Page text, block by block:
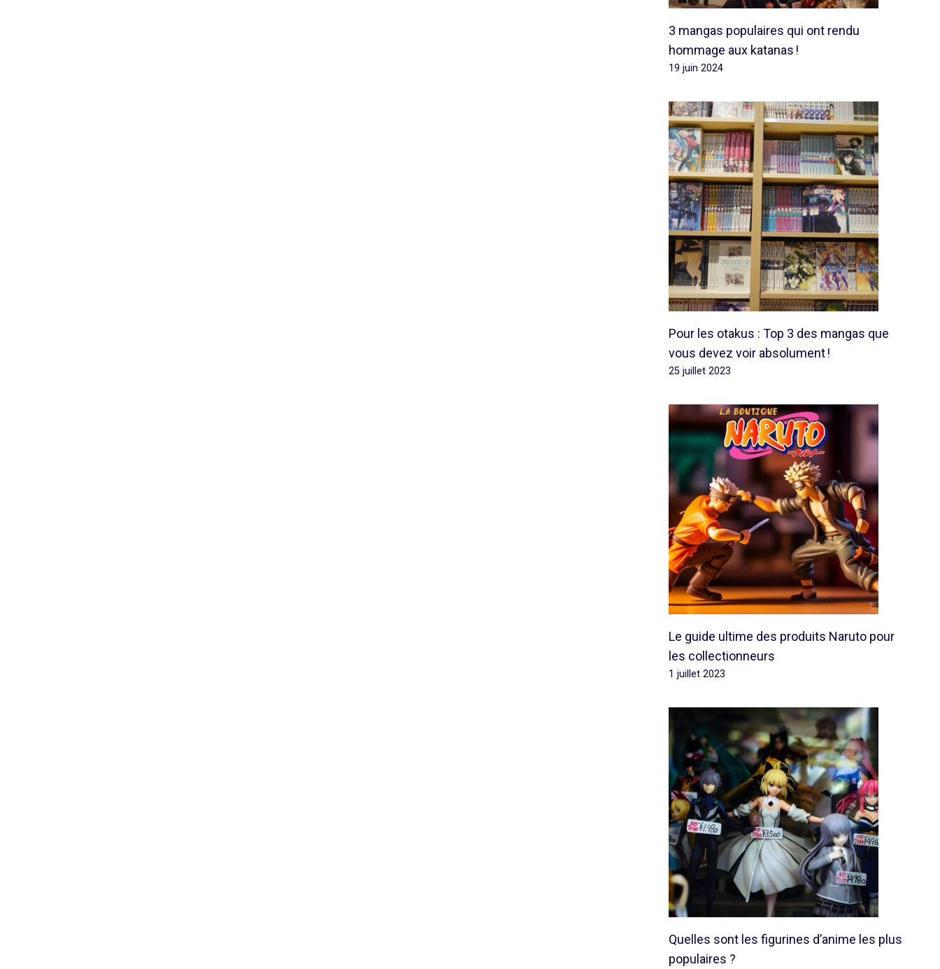
3 mangas populaires qui ont rendu
hommage aux katanas !
19 juin 2024
Pour les otakus : Top 3 des mangas que
vous devez voir absolument !
25 juillet 2023
Le guide ultime des produits Naruto pour
les collectionneurs
1 juillet 2023
Quelles sont les figurines d’anime les plus
populaires ?